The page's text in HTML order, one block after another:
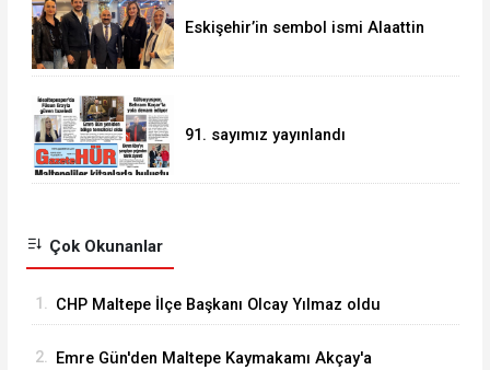
Eskişehir’in sembol ismi Alaattin
91. sayımız yayınlandı
Çok Okunanlar
1. CHP Maltepe İlçe Başkanı Olcay Yılmaz oldu
2. Emre Gün'den Maltepe Kaymakamı Akçay'a